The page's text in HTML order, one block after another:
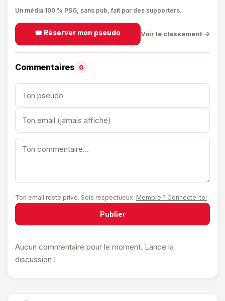
Un média 100 % PSG, sans pub, fait par des supporters.
🎟️ Réserver mon pseudo Voir le classement →
Commentaires 0
Ton email reste privé. Sois respectueux. Membre ? Connecte-toi
Publier
Aucun commentaire pour le moment. Lance la
discussion !